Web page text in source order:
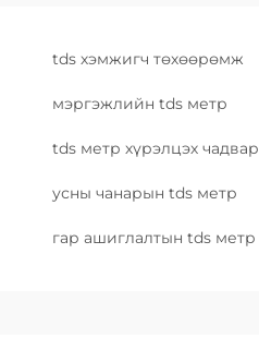
tds хэмжигч төхөөрөмж
мэргэжлийн tds метр
tds метр хүрэлцэх чадвар
усны чанарын tds метр
гар ашиглалтын tds метр